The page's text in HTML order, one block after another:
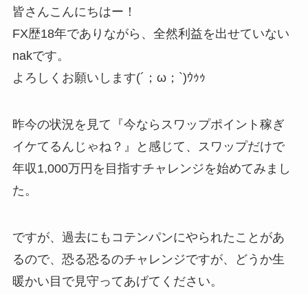
皆さんこんにちはー！
FX歴18年でありながら、全然利益を出せていない
nakです。
よろしくお願いします(´；ω；`)ｳｩｩ
昨今の状況を見て『今ならスワップポイント稼ぎ
イケてるんじゃね？』と感じて、スワップだけで
年収1,000万円を目指すチャレンジを始めてみまし
た。
ですが、過去にもコテンパンにやられたことがあ
るので、恐る恐るのチャレンジですが、どうか生
暖かい目で見守ってあげてください。